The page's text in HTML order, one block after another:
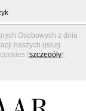
Osobowych z dnia
naszych usług
(szczegóły).